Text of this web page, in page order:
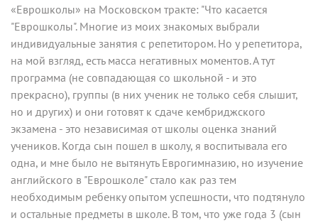
«Еврошколы» на Московском тракте: "Что касается
"Еврошколы". Многие из моих знакомых выбрали
индивидуальные занятия с репетитором. Но у репетитора,
на мой взгляд, есть масса негативных моментов. А тут
программа (не совпадающая со школьной - и это
прекрасно), группы (в них ученик не только себя слышит,
но и других) и они готовят к сдаче кембриджского
экзамена - это независимая от школы оценка знаний
учеников. Когда сын пошел в школу, я воспитывала его
одна, и мне было не вытянуть Еврогимназию, но изучение
английского в "Еврошколе" стало как раз тем
необходимым ребенку опытом успешности, что подтянуло
и остальные предметы в школе. В том, что уже года 3 (сын